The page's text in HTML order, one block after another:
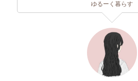
ゆるーく暮らす